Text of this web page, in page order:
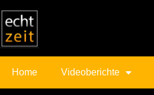
Home Videoberichte